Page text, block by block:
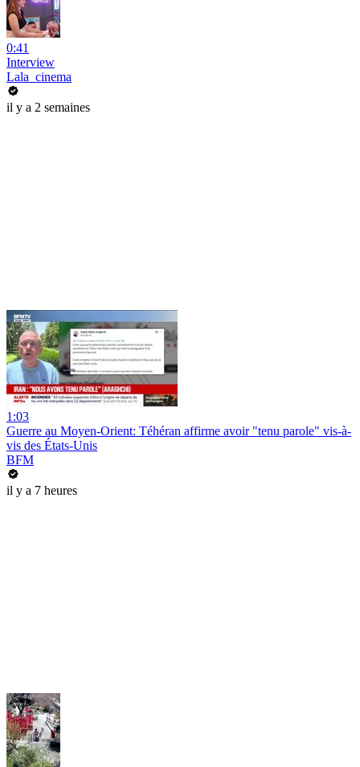
0:41
Interview
Lala_cinema
il y a 2 semaines
1:03
Guerre au Moyen-Orient: Téhéran affirme avoir "tenu parole" vis-à-
vis des États-Unis
BFM
il y a 7 heures